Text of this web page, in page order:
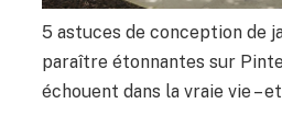
5 astuces de conception de
paraître étonnantes sur
échouent dans la vraie vie –